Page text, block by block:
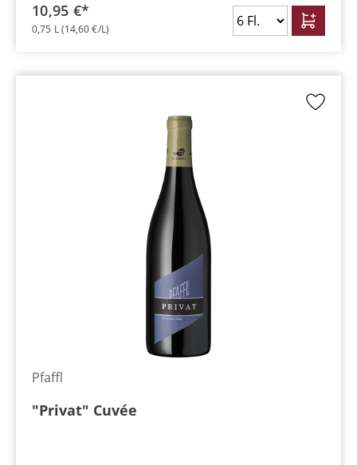
10,95 €*
0,75 L(14,60 €/L)
Pfaffl
"Privat" Cuvée